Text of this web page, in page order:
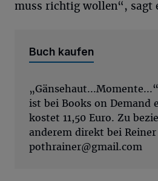
muss richtig wollen“, sagt
Buch kaufen
ist bei Books on Demand
kostet 11,50 Euro. Zu
anderem direkt bei
pothrainer@gmail.com